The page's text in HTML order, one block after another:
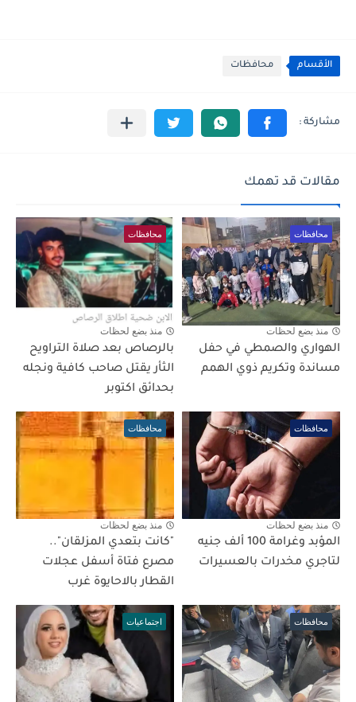
الأقسام محافظات
مقالات قد تهمك
محافظات
منذ بضع لحظات
الهواري والصمطي في حفل
مساندة وتكريم ذوي الهمم
محافظات
منذ بضع لحظات
بالرصاص بعد صلاة التراويح
الثأر يقتل صاحب كافية ونجله
بحدائق اكتوبر
محافظات
منذ بضع لحظات
المؤبد وغرامة 100 ألف جنيه
لتاجري مخدرات بالعسيرات
محافظات
منذ بضع لحظات
"كانت بتعدي المزلقان"..
مصرع فتاة أسفل عجلات
القطار بالاحايوة غرب
محافظات اجتماعيات